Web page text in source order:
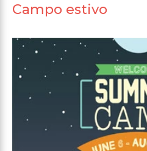
Campo estivo